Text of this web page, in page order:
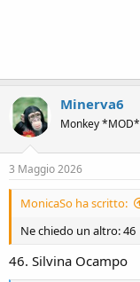
Minerva6
Monkey *MOD*
3 Maggio 2026
MonicaSo ha scritto:
Ne chiedo un altro: 46
46. Silvina Ocampo